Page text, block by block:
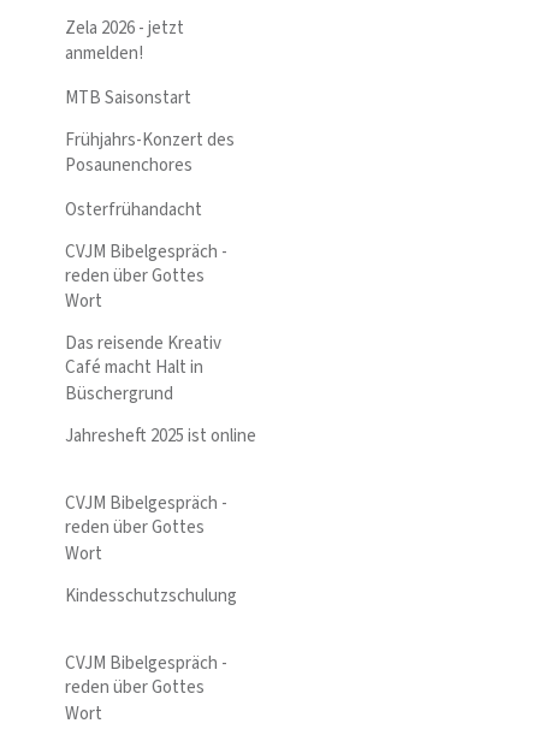
Zela 2026 - jetzt
anmelden!
MTB Saisonstart
Frühjahrs-Konzert des
Posaunenchores
Osterfrühandacht
CVJM Bibelgespräch -
reden über Gottes
Wort
Das reisende Kreativ
Café macht Halt in
Büschergrund
Jahresheft 2025 ist online
CVJM Bibelgespräch -
reden über Gottes
Wort
Kindesschutzschulung
CVJM Bibelgespräch -
reden über Gottes
Wort